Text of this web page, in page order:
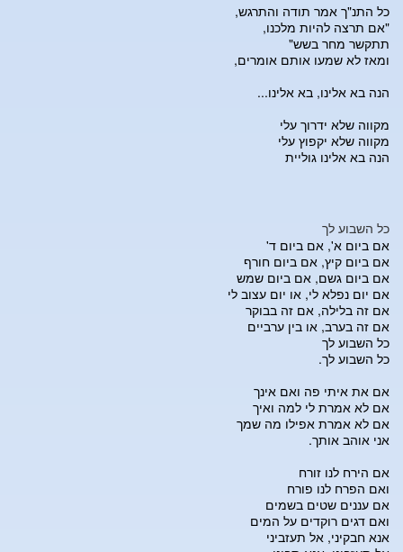
כל התנ"ך אמר תודה והתרגש,
"אם תרצה להיות מלכנו,
תתקשר מחר בשש"
ומאז לא שמעו אותם אומרים,
הנה בא אלינו, בא אלינו...
מקווה שלא ידרוך עלי
מקווה שלא יקפוץ עלי
הנה בא אלינו גוליית
כל השבוע לך
אם ביום א', אם ביום ד'
אם ביום קיץ, אם ביום חורף
אם ביום גשם, אם ביום שמש
אם יום נפלא לי, או יום עצוב לי
אם זה בלילה, אם זה בבוקר
אם זה בערב, או בין ערביים
כל השבוע לך
כל השבוע לך.
אם את איתי פה ואם אינך
אם לא אמרת לי למה ואיך
אם לא אמרת אפילו מה שמך
אני אוהב אותך.
אם הירח לנו זורח
ואם הפרח לנו פורח
אם עננים שטים בשמים
ואם דגים רוקדים על המים
אנא חבקיני, אל תעזביני